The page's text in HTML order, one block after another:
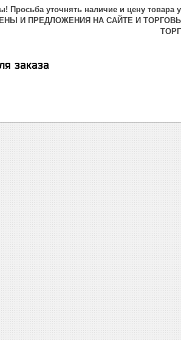
Просьба уточнять наличие и цену товара
И ПРЕДЛОЖЕНИЯ НА САЙТЕ И
заказа